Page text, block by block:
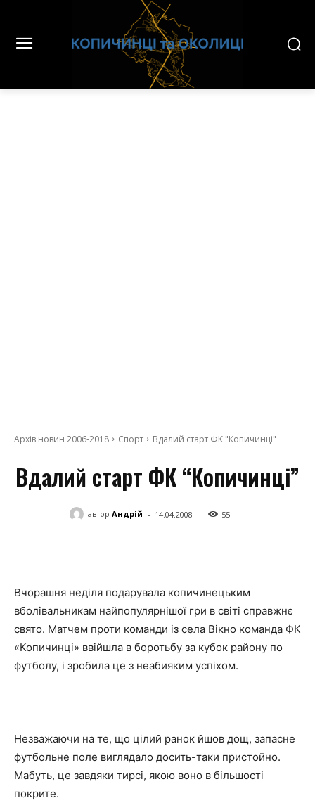
Архів новин 2006-2018 Спорт Вдалий старт ФК "Копичинці"
Вдалий старт ФК “Копичинці”
автор Андрій - 14.04.2008 55
Вчорашня неділя подарувала копичинецьким
вболівальникам найпопулярнішої гри в світі справжнє
свято. Матчем проти команди із села Вікно команда ФК
«Копичинці» ввійшла в боротьбу за кубок району по
футболу, і зробила це з неабияким успіхом.
Незважаючи на те, що цілий ранок йшов дощ, запасне
футбольне поле виглядало досить-таки пристойно.
Мабуть, це завдяки тирсі, якою воно в більшості
покрите.